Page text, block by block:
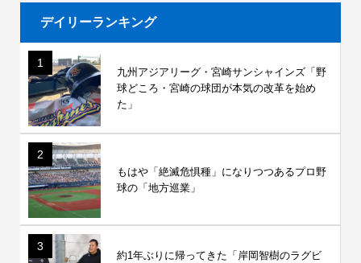
デイリーランキング
1
九州アジアリーグ・宮崎サンシャインズ「野
球どころ・宮崎の球団が本気の改革を始め
た」
2
もはや「絶滅危惧種」になりつつあるプロ野
球の「地方巡業」
3
約1年ぶりに帰ってきた「岸岡智樹のラグビ